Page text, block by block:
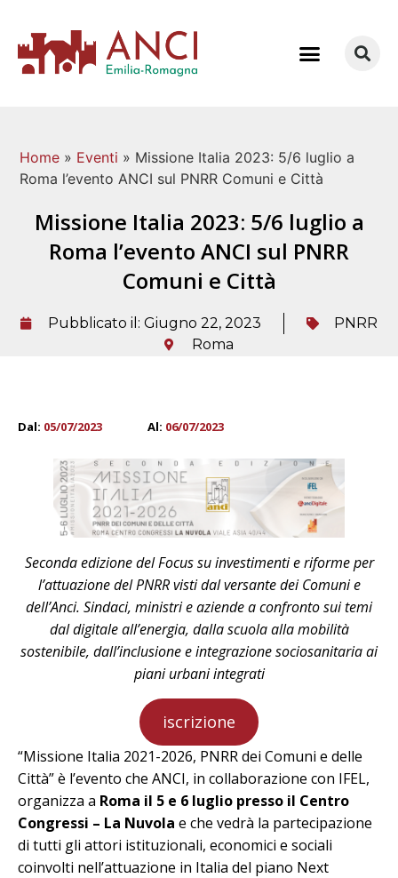
Home » Eventi » Missione Italia 2023: 5/6 luglio a
Roma l’evento ANCI sul PNRR Comuni e Città
Missione Italia 2023: 5/6 luglio a
Roma l’evento ANCI sul PNRR
Comuni e Città
Pubblicato il: Giugno 22, 2023
PNRR
Roma
Dal: 05/07/2023 Al: 06/07/2023
Seconda edizione del Focus su investimenti e riforme per
l’attuazione del PNRR visti dal versante dei Comuni e
dell’Anci. Sindaci, ministri e aziende a confronto sui temi
dal digitale all’energia, dalla scuola alla mobilità
sostenibile, dall’inclusione e integrazione sociosanitaria ai
piani urbani integrati
iscrizione
“Missione Italia 2021-2026, PNRR dei Comuni e delle
Città” è l’evento che ANCI, in collaborazione con IFEL,
organizza a Roma il 5 e 6 luglio presso il Centro
Congressi – La Nuvola e che vedrà la partecipazione
di tutti gli attori istituzionali, economici e sociali
coinvolti nell’attuazione in Italia del piano Next